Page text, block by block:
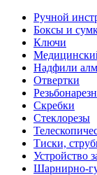
Ручной
Боксы и
Ключи
Надфили
Отвертки
Скребки
Стеклорезы
Тиски,
Устройство
Шарнирно-